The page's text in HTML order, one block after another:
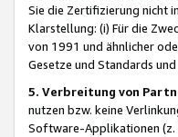
Sie die Zertifizierung nicht
Klarstellung: (i) Für die
von 1991 und ähnlicher
Gesetze und Standards
5. Verbreitung von
nutzen bzw. keine
Software-Applikationen (z.